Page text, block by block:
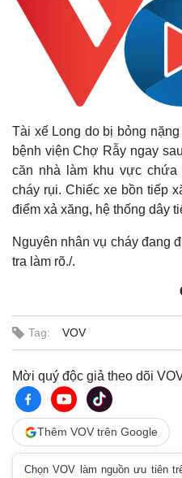
Tài xế Long do bị bỏng
bệnh viện Chợ Rẫy ngay
căn nhà làm khu vực chứa
cháy rụi. Chiếc xe bồn tiếp
điểm xả xăng, hệ thống dây
Nguyên nhân vụ cháy đang
tra làm rõ./.
Tag: VOV
Mời quý độc giả theo dõi
Thêm VOV trên Google
Chọn VOV làm nguồn ưu tiên